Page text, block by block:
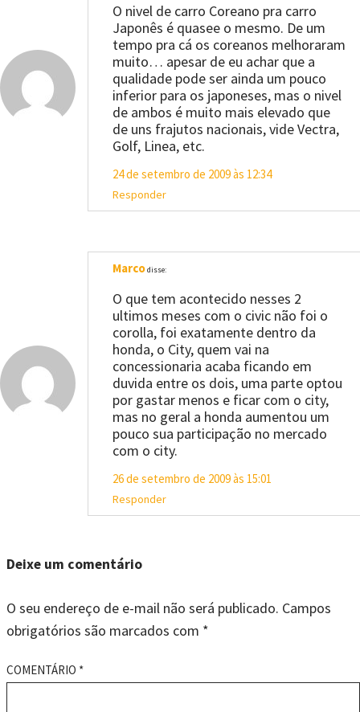
O nivel de carro Coreano pra carro
Japonês é quasee o mesmo. De um
tempo pra cá os coreanos melhoraram
muito… apesar de eu achar que a
qualidade pode ser ainda um pouco
inferior para os japoneses, mas o nivel
de ambos é muito mais elevado que
de uns frajutos nacionais, vide Vectra,
Golf, Linea, etc.
24 de setembro de 2009 às 12:34
Responder
Marcodisse:
O que tem acontecido nesses 2
ultimos meses com o civic não foi o
corolla, foi exatamente dentro da
honda, o City, quem vai na
concessionaria acaba ficando em
duvida entre os dois, uma parte optou
por gastar menos e ficar com o city,
mas no geral a honda aumentou um
pouco sua participação no mercado
com o city.
26 de setembro de 2009 às 15:01
Responder
Deixe um comentário
O seu endereço de e-mail não será publicado. Campos
obrigatórios são marcados com *
COMENTÁRIO *